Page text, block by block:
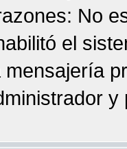
No
el
mensajería
y